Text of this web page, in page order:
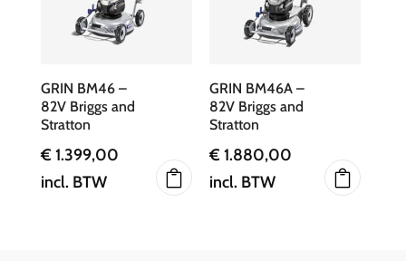
GRIN BM46 –
82V Briggs and
Stratton
€ 1.399,00
incl. BTW
GRIN BM46A –
82V Briggs and
Stratton
€ 1.880,00
incl. BTW